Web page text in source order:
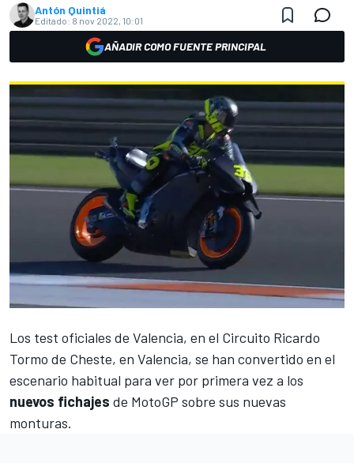
Antón Quintiá
Editado: 8 nov 2022, 10:01
AÑADIR COMO FUENTE PRINCIPAL
Los test oficiales de Valencia, en el Circuito Ricardo
Tormo de Cheste, en Valencia, se han convertido en el
escenario habitual para ver por primera vez a los
nuevos fichajes de MotoGP sobre sus nuevas
monturas.